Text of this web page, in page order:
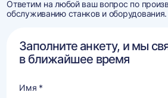
Ответим на любой ваш вопрос по
обслуживанию станков и оборудования.
Заполните анкету, и мы
в ближайшее время
Имя *